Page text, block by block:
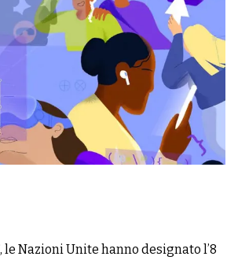
le Nazioni Unite hanno designato l’8